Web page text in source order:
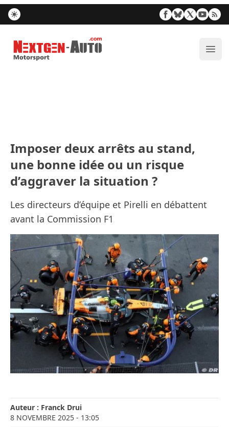
Nextgen-Auto.com
Imposer deux arrêts au stand,
une bonne idée ou un risque
d’aggraver la situation ?
Les directeurs d’équipe et Pirelli en débattent
avant la Commission F1
Auteur : Franck Drui
8 NOVEMBRE 2025 - 13:05